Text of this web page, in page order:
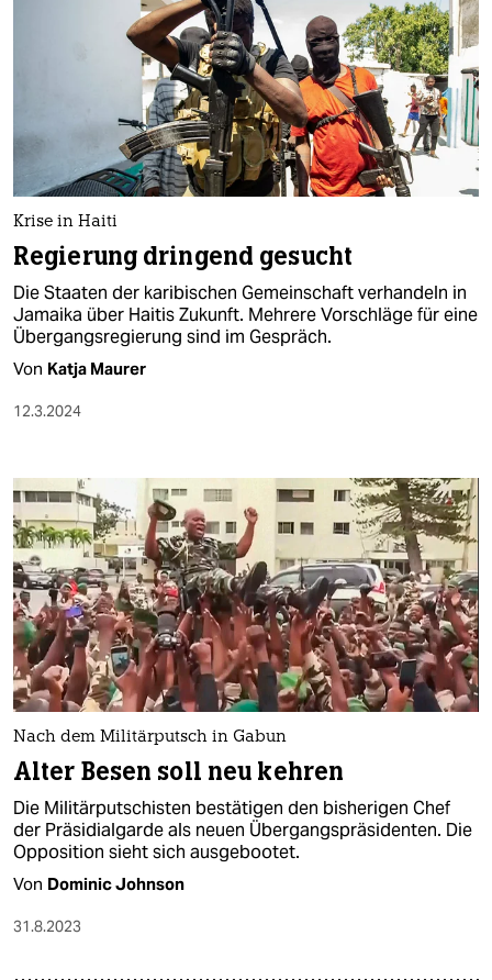
Krise in Haiti
Regierung dringend gesucht
Die Staaten der karibischen Gemeinschaft verhandeln in
Jamaika über Haitis Zukunft. Mehrere Vorschläge für eine
Übergangsregierung sind im Gespräch.
Von Katja Maurer
12.3.2024
Nach dem Militärputsch in Gabun
Alter Besen soll neu kehren
Die Militärputschisten bestätigen den bisherigen Chef
der Präsidialgarde als neuen Übergangspräsidenten. Die
Opposition sieht sich ausgebootet.
Von Dominic Johnson
31.8.2023